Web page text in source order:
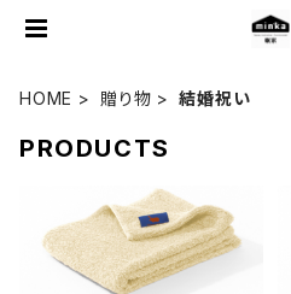
HOME 贈り物 結婚祝い
PRODUCTS